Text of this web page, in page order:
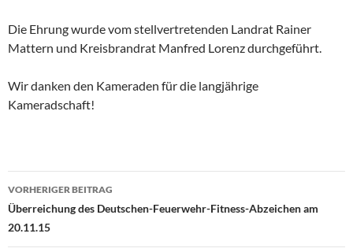
Die Ehrung wurde vom stellvertretenden Landrat Rainer
Mattern und Kreisbrandrat Manfred Lorenz durchgeführt.
Wir danken den Kameraden für die langjährige
Kameradschaft!
Beitragsnavigation
VORHERIGER BEITRAG
Überreichung des Deutschen-Feuerwehr-Fitness-Abzeichen am
20.11.15